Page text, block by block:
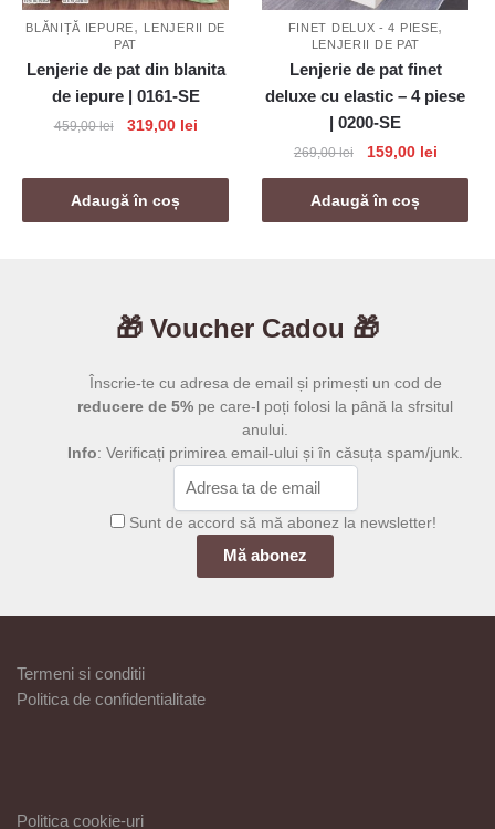
BLĂNIȚĂ IEPURE, LENJERII DE
PAT
Lenjerie de pat din blanita
de iepure | 0161-SE
459,00lei
Prețul
fost:
459,00 lei.
319,00 leiPrețul
Adaugă în coș
FINET DELUX - 4 PIESE,
LENJERII DE PAT
Lenjerie de pat finet
deluxe cu elastic – 4 piese
| 0200-SE
269,00lei
Prețul
inițial
a
fost:
159,00 leiPrețul
curent
159,00
Adaugă în coș
🎁 Voucher Cadou 🎁
Înscrie-te cu adresa de email și primești un cod de
reducere de 5% pe care-l poți folosi la până la sfrsitul
anului.
Info: Verificați primirea email-ului și în căsuța spam/junk.
Sunt de accord să mă abonez la newsletter!
Termeni si conditii
Politica de confidentialitate
Politica cookie-uri